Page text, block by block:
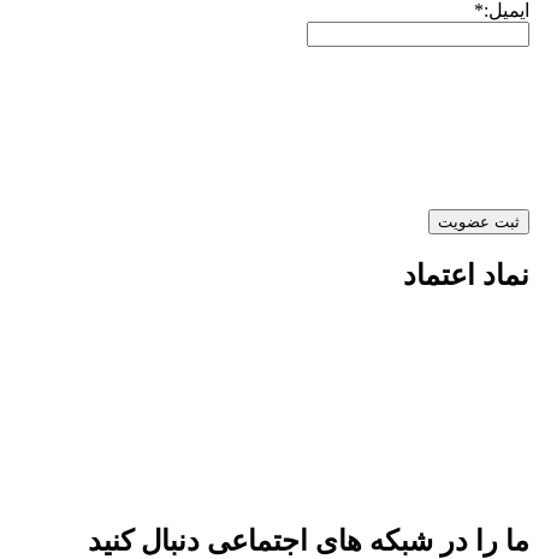
ایمیل:*
نماد اعتماد
ما را در شبکه های اجتماعی دنبال کنید